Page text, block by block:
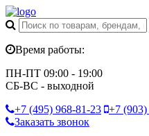
Время работы:
ПН-ПТ 09:00 - 19:00
СБ-ВС - выходной
+7 (495) 968-81-23 +7 (903)
Заказать звонок